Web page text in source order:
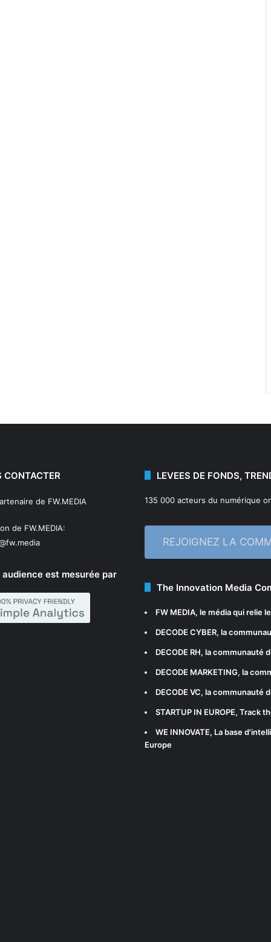
CONTACTER
de FW.MEDIA
de FW.MEDIA:
est mesurée par
LEVEES DE FONDS,
135 000 acteurs du numérique
REJOIGNEZ LA
The Innovation Media
FW MEDIA, le média qui relie
DECODE CYBER, la
DECODE RH, la communauté
DECODE MARKETING, la
DECODE VC, la communauté
STARTUP IN EUROPE, Track
WE INNOVATE, La base
Europe